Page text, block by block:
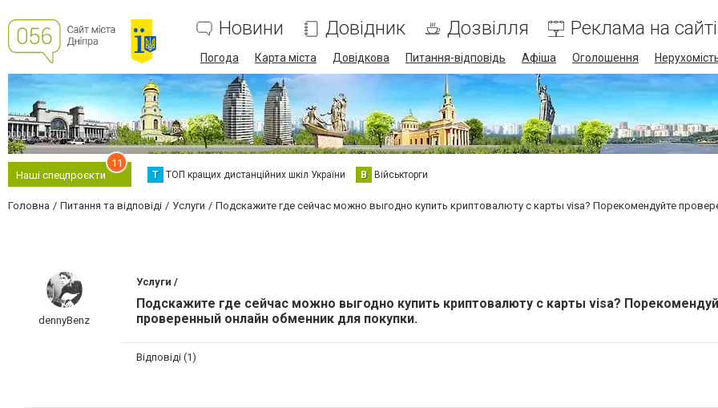
Новини Довідник Дозвілля Реклама на сайті
Погода Карта міста Довідкова Питання-відповідь Афіша Оголошення
Наші спецпроєкти
11
Т ТОП кращих дистанційних шкіл України В Військторги
Головна Питання та відповіді Услуги Подскажите где сейчас можно выгодно купить криптовалюту с карты visa? Порекомендуйте
dennyBenz
Услуги /
Подскажите где сейчас можно выгодно купить криптовалюту с карты visa?
проверенный онлайн обменник для покупки.
Відповіді (1)